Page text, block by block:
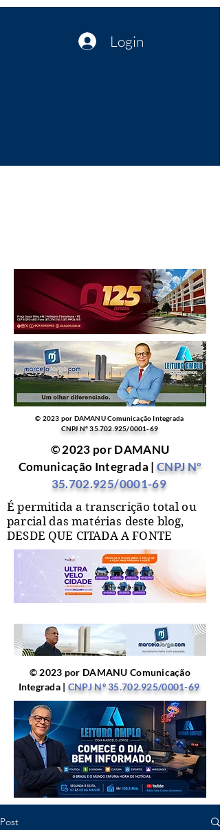
Login
© 2023 por DAMANU Comunicação Integrada
CNPJ Nº35.702.925/0001-69
© 2023 por DAMANU
Comunicação Integrada | CNPJ Nº
35.702.925/0001-69
É permitida a transcrição total ou
parcial das matérias deste blog,
DESDE QUE CITADA A FONTE
© 2023 por DAMANU Comunicação
Integrada | CNPJ Nº35.702.925/0001-69
Post